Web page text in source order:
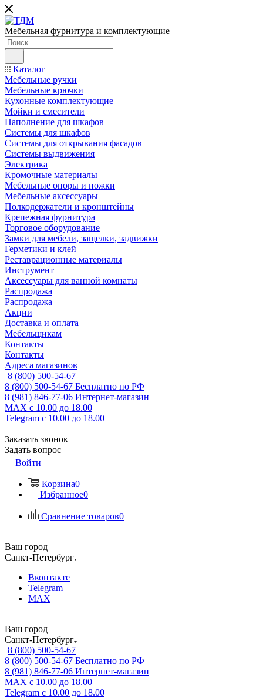
Мебельная фурнитура и комплектующие
Каталог
Мебельные ручки
Мебельные крючки
Кухонные комплектующие
Мойки и смесители
Наполнение для шкафов
Cистемы для шкафов
Системы для открывания фасадов
Системы выдвижения
Электрика
Кромочные материалы
Мебельные опоры и ножки
Мебельные аксессуары
Полкодержатели и кронштейны
Крепежная фурнитура
Торговое оборудование
Замки для мебели, защелки, задвижки
Герметики и клей
Реставрационные материалы
Инструмент
Аксессуары для ванной комнаты
Распродажа
Распродажа
Акции
Доставка и оплата
Мебельщикам
Контакты
Контакты
Адреса магазинов
8 (800) 500-54-67
8 (800) 500-54-67 Бесплатно по РФ
8 (981) 846-77-06 Интернет-магазин
MAX с 10.00 до 18.00
Telegram с 10.00 до 18.00
Заказать звонок
Задать вопрос
Войти
Корзина0
Избранное0
Сравнение товаров0
Ваш город
Санкт-Петербург
Вконтакте
Telegram
MAX
Ваш город
Санкт-Петербург
8 (800) 500-54-67
8 (800) 500-54-67 Бесплатно по РФ
8 (981) 846-77-06 Интернет-магазин
MAX с 10.00 до 18.00
Telegram с 10.00 до 18.00